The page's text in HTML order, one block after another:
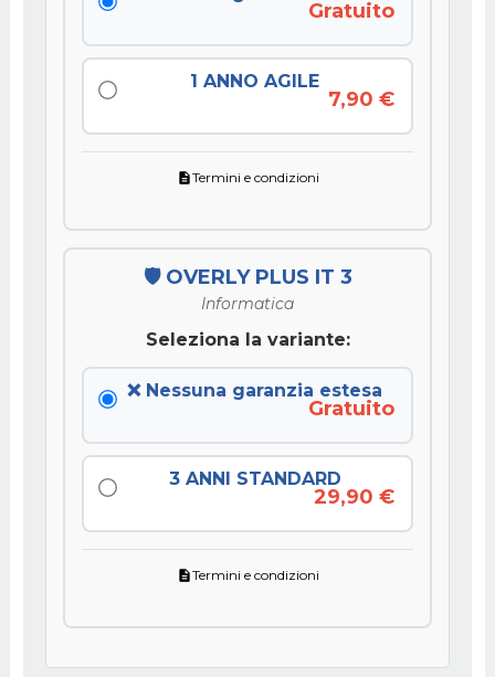
Gratuito
1 ANNO AGILE
7,90 €
descriptionTermini e condizioni
🛡️ OVERLY PLUS IT 3
Informatica
Seleziona la variante:
❌ Nessuna garanzia estesa
Gratuito
3 ANNI STANDARD
29,90 €
descriptionTermini e condizioni